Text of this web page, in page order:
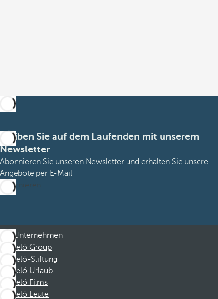
Bleiben Sie auf dem Laufenden mit unserem
Newsletter
Abonnieren Sie unseren Newsletter und erhalten Sie unsere
Angebote per E-Mail
Abonnieren
Unternehmen
Barceló Group
Barceló-Stiftung
Barceló Urlaub
Barceló Films
Barceló Leute